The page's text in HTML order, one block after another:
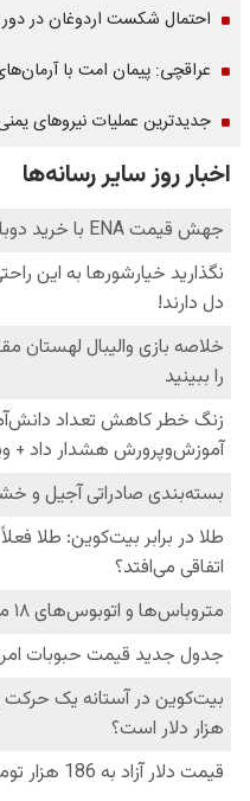
احتمال شکست اردوغان در
عراقچی: پیمان امت با
جدیدترین عملیات نیروهای